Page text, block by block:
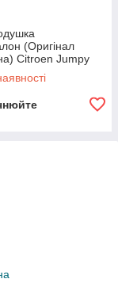
(Оригінал
Citroen Jumpy